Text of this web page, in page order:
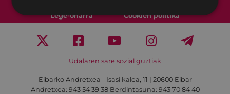
Lege-oharra
Cookien politika
Udalaren sare sozial guztiak
Eibarko Andretxea - Isasi kalea, 11 | 20600 Eibar
Andretxea: 943 54 39 38 Berdintasuna: 943 70 84 40